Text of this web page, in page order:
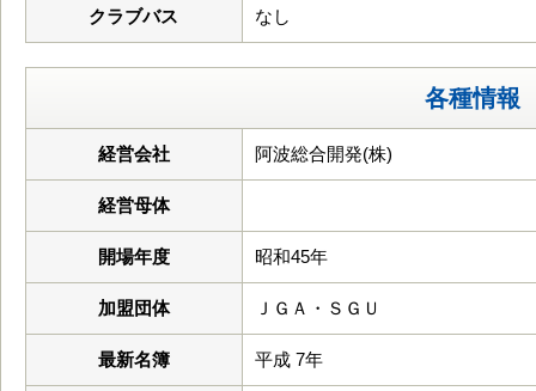
クラブバス なし
各種情報
経営会社 阿波総合開発(株)
経営母体
開場年度 昭和45年
加盟団体 ＪＧＡ・ＳＧＵ
最新名簿 平成 7年